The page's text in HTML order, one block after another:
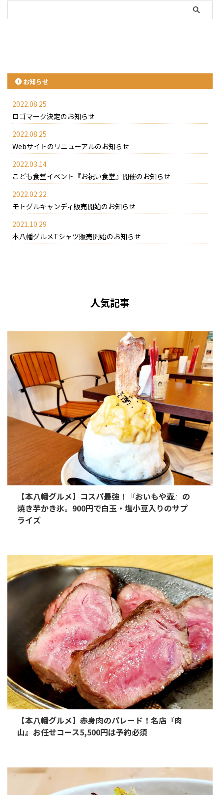
お知らせ
2022.08.25
ロゴマーク決定のお知らせ
2022.08.25
Webサイトのリニューアルのお知らせ
2022.03.14
こども食堂イベント『お祝い食堂』開催のお知らせ
2022.02.22
モトグルキャンディ販売開始のお知らせ
2021.10.29
本八幡グルメTシャツ販売開始のお知らせ
人気記事
【本八幡グルメ】コスパ最強！『おいもや壺』の
焼き芋かき氷。900円で白玉・塩小豆入りのサプ
ライズ
【本八幡グルメ】赤身肉のパレード！名店『肉
山』お任せコース5,500円は予約必須